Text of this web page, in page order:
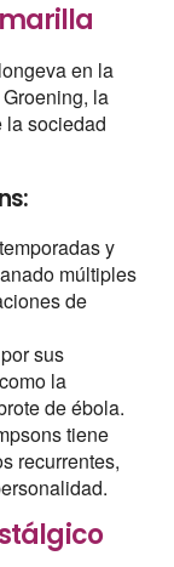
en la
la
la sociedad
y
múltiples
de
sus
la
de ébola.
tiene
recurrentes,